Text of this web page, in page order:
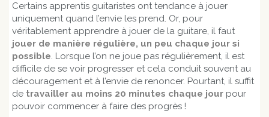
Certains apprentis guitaristes ont tendance à jouer
uniquement quand l’envie les prend. Or, pour
véritablement apprendre à jouer de la guitare, il faut
jouer de manière régulière, un peu chaque jour si
possible. Lorsque l’on ne joue pas régulièrement, il est
difficile de se voir progresser et cela conduit souvent au
découragement et à l’envie de renoncer. Pourtant, il suffit
de travailler au moins 20 minutes chaque jour pour
pouvoir commencer à faire des progrès !